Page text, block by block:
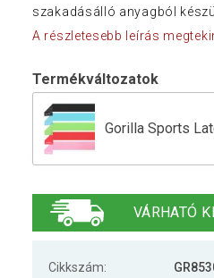
szakadásálló anyagból
A részletesebb leírás
Termékváltozatok
Gorilla Sports
Gorilla Sports
VÁRHATÓ
Cikkszám: